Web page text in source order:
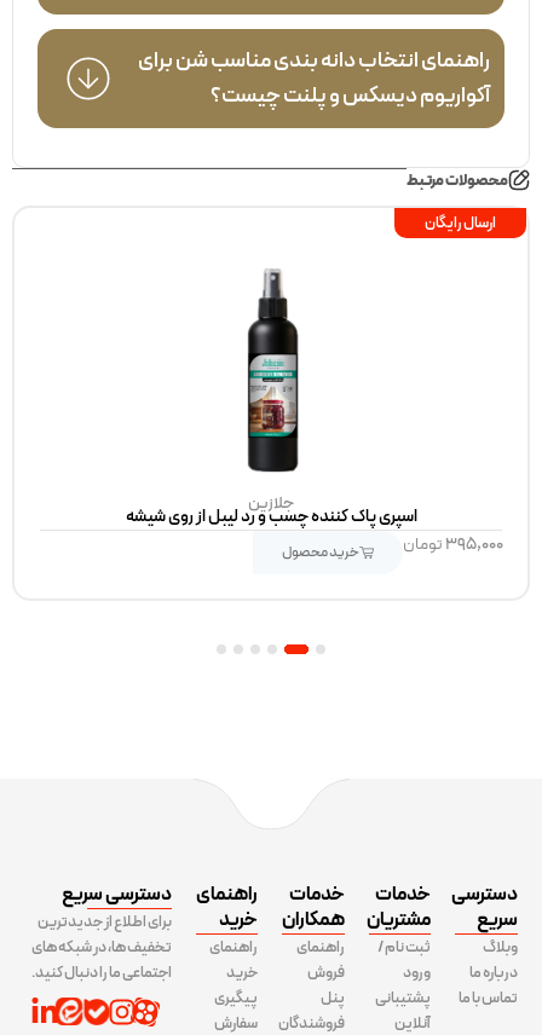
راهنمای انتخاب دانه بندی مناسب شن برای
آکواریوم دیسکس و پلنت چیست؟
محصولات مرتبط
ارسال رایگان
جلازین
اسپری پاک کننده چسب و رد لیبل از روی شیشه
۳۹۵,۰۰۰تومان خرید محصول
2
دسترسی
سریع
وبلاگ
درباره ما
تماس با ما
خدمات
مشتریان
ثبت نام /
ورود
پشتیبانی
آنلاین
خدمات
همکاران
راهنمای
فروش
پنل
فروشندگان
راهنمای
خرید
راهنمای
خرید
پیگیری
سفارش
دسترسی سریع
برای اطلاع از جدیدترین
تخفیف ها، در شبکه های
اجتماعی ما را دنبال کنید.